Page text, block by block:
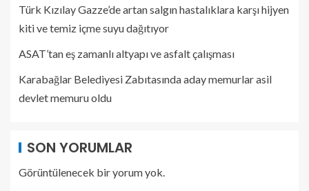
Türk Kızılay Gazze’de artan salgın hastalıklara karşı hijyen
kiti ve temiz içme suyu dağıtıyor
ASAT’tan eş zamanlı altyapı ve asfalt çalışması
Karabağlar Belediyesi Zabıtasında aday memurlar asil
devlet memuru oldu
SON YORUMLAR
Görüntülenecek bir yorum yok.